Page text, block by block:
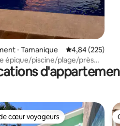
⋅ Tamanique Évaluation
4,84 (225)
épique/piscine/plage/près
cœur voyageurs les plus appréciés
cœur voyageurs